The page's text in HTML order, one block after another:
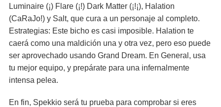
Luminaire (¡) Flare (¡!) Dark Matter (¡!¡), Halation
(CaRaJo!) y Salt, que cura a un personaje al completo.
Estrategias: Este bicho es casi imposible. Halation te
caerá como una maldición una y otra vez, pero eso puede
ser aprovechado usando Grand Dream. En General, usa
tu mejor equipo, y prepárate para una infernalmente
intensa pelea.
En fin, Spekkio será tu prueba para comprobar si eres